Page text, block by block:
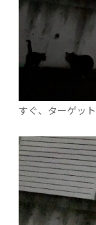
すぐ、ターゲッ